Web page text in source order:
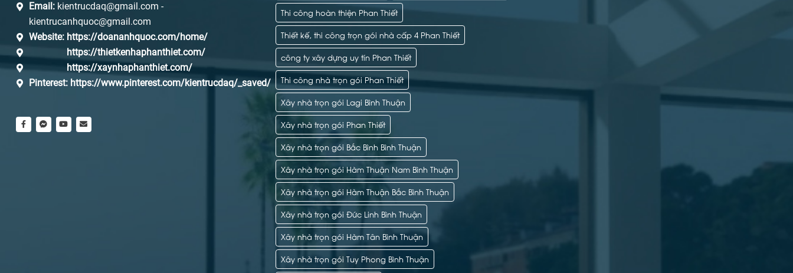
Email:kientrucdaq@gmail.com -
kientrucanhquoc@gmail.com
Website: https://doananhquoc.com/home/
https://thietkenhaphanthiet.com/
https://xaynhaphanthiet.com/
Pinterest:https://www.pinterest.com/kientrucdaq/_saved/
Thi công hoàn thiện Phan Thiết
Thiết kế, thi công trọn gói nhà cấp 4 Phan Thiết
công ty xây dựng uy tín Phan Thiết
Thi công nhà trọn gói Phan Thiết
Xây nhà trọn gói Lagi Bình Thuận
Xây nhà trọn gói Phan Thiết
Xây nhà trọn gói Bắc Bình Bình Thuận
Xây nhà trọn gói Hàm Thuận Nam Bình Thuận
Xây nhà trọn gói Hàm Thuận Bắc Bình Thuận
Xây nhà trọn gói Đức Linh Bình Thuận
Xây nhà trọn gói Hàm Tân Bình Thuận
Xây nhà trọn gói Tuy Phong Bình Thuận